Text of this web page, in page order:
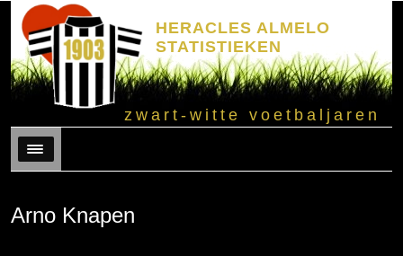
HERACLES ALMELO
STATISTIEKEN
zwart-witte voetbaljaren
Menu
Arno Knapen